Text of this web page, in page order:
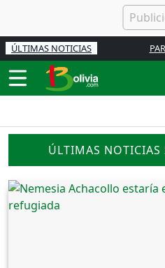
ÚLTIMAS NOTICIAS
ÚLTIMAS NOTICIAS